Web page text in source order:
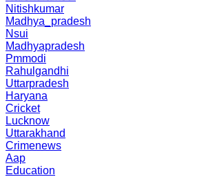
Nitishkumar
Madhya_pradesh
Nsui
Madhyapradesh
Pmmodi
Rahulgandhi
Uttarpradesh
Haryana
Cricket
Lucknow
Uttarakhand
Crimenews
Aap
Education